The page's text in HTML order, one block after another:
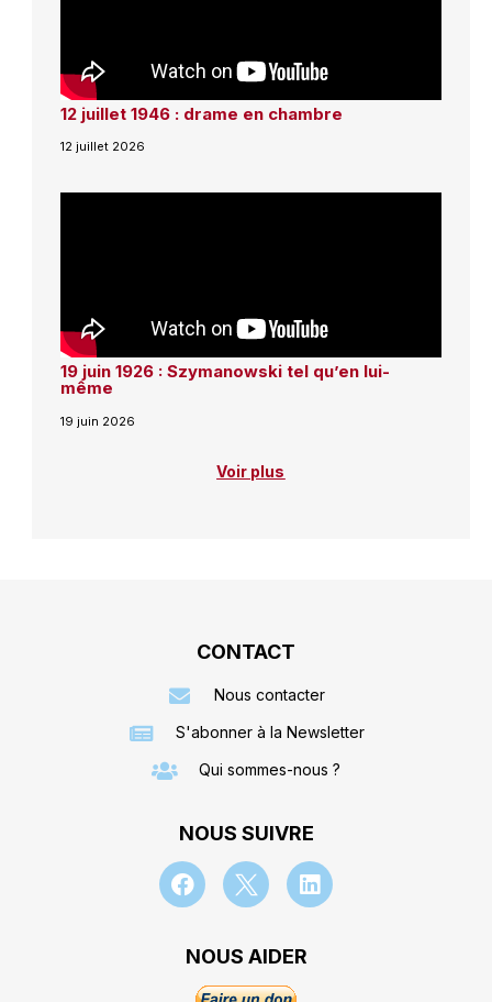
12 juillet 1946 : drame en chambre
12 juillet 2026
19 juin 1926 : Szymanowski tel qu’en lui-
même
19 juin 2026
Voir plus
CONTACT
Nous contacter
S'abonner à la Newsletter
Qui sommes-nous ?
NOUS SUIVRE
NOUS AIDER